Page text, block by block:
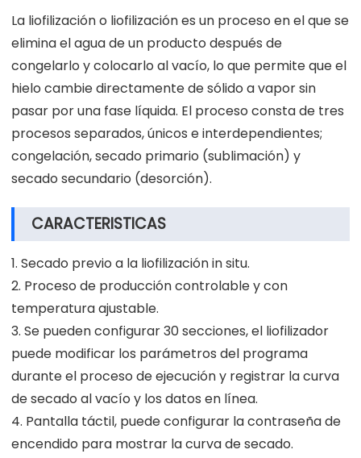
La liofilización o liofilización es un proceso en el que se
elimina el agua de un producto después de
congelarlo y colocarlo al vacío, lo que permite que el
hielo cambie directamente de sólido a vapor sin
pasar por una fase líquida. El proceso consta de tres
procesos separados, únicos e interdependientes;
congelación, secado primario (sublimación) y
secado secundario (desorción).
CARACTERISTICAS
1. Secado previo a la liofilización in situ.
2. Proceso de producción controlable y con
temperatura ajustable.
3. Se pueden configurar 30 secciones, el liofilizador
puede modificar los parámetros del programa
durante el proceso de ejecución y registrar la curva
de secado al vacío y los datos en línea.
4. Pantalla táctil, puede configurar la contraseña de
encendido para mostrar la curva de secado.